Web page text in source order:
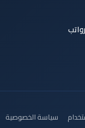
سياسة الخصوصية